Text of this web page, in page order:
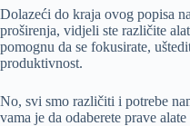
Dolazeći do kraja ovog popisa
proširenja, vidjeli ste različite
pomognu da se fokusirate,
produktivnost.
No, svi smo različiti i potrebe
vama je da odaberete prave